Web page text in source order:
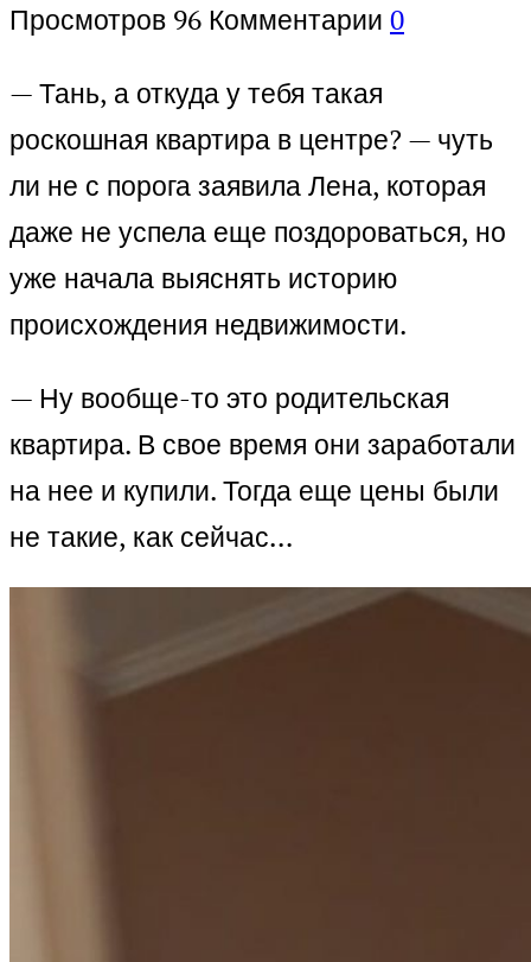
Просмотров 96 Комментарии 0
— Тань, а откуда у тебя такая
роскошная квартира в центре? — чуть
ли не с порога заявила Лена, которая
даже не успела еще поздороваться, но
уже начала выяснять историю
происхождения недвижимости.
— Ну вообще-то это родительская
квартира. В свое время они заработали
на нее и купили. Тогда еще цены были
не такие, как сейчас…